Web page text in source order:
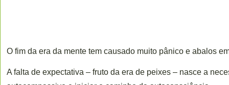
O fim da era da mente tem causado muito pânico e abalos
A falta de expectativa – fruto da era de peixes – nasce a